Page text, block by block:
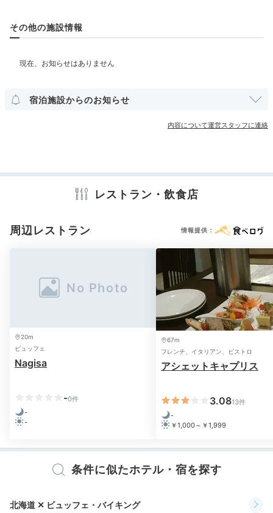
maromaro_mogumogu
ビュッフェは想像以上に品数豊富！ホタテなどは焼き加
減を注文できました。小分けの料理が多く、対応も丁寧
源泉100％の大浴場で
男性大浴場 露天風呂
男女別の大浴場では、源泉100％の温泉を露天風呂と内
よ。津軽海峡や函館山、漁火を眺めつつ癒しの時間を。
部屋情報
宴会場 売店・ギフトショップ
セーフティボックス 洗浄機付トイレ 歯ブラシ カミソリ
リンス シャワーキャップ タオル
ドライヤー 加湿器
※設備・アメニティは、確認が取れている情報を表示しています。
その他の施設情報
宿泊施設からのお知らせ
内容について運営スタッフに連絡
レストラン・飲食店
周辺レストラン 情報提供：
20m
ビュッフェ
Nagisa
-0件
-
-
67m
フレンチ、イタリアン、ビストロ
アシェットキャプリス
3.0813件
-
￥1,000～￥1,999
条件に似たホテル・宿を探す
北海道 ✕ ビュッフェ・バイキング